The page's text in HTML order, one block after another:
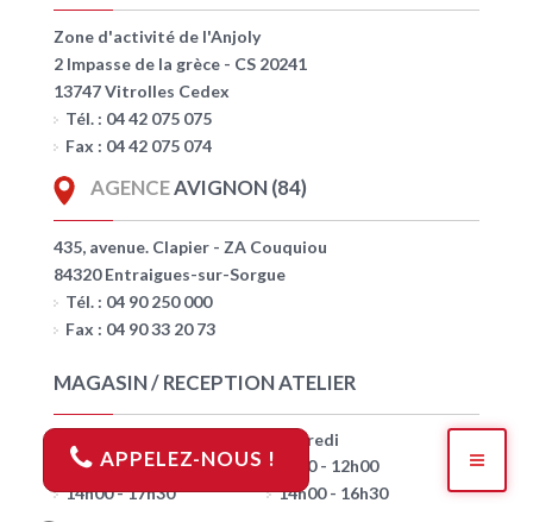
APPELEZ-NOUS !
Zone d'activité de l'Anjoly
2 Impasse de la grèce - CS 20241
13747 Vitrolles Cedex
Tél. : 04 42 075 075
Fax : 04 42 075 074
AGENCEAVIGNON (84)
435, avenue. Clapier - ZA Couquiou
84320 Entraigues-sur-Sorgue
Tél. : 04 90 250 000
Fax : 04 90 33 20 73
MAGASIN / RECEPTION ATELIER
7h30 - 12h00
14h00 - 17h30
Vendredi
7h30 - 12h00
14h00 - 16h30